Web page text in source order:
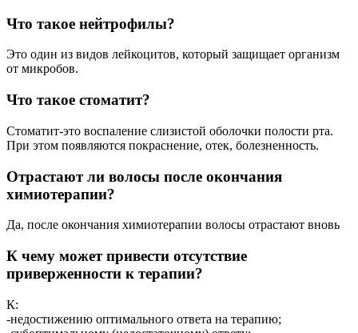
Что такое нейтрофилы?
Это один из видов лейкоцитов, который защищает организм
от микробов.
Что такое стоматит?
Стоматит-это воспаление слизистой оболочки полости рта.
При этом появляются покраснение, отек, болезненность.
Отрастают ли волосы после окончания
химиотерапии?
Да, после окончания химиотерапии волосы отрастают вновь
К чему может привести отсутствие
приверженности к терапии?
К:
-недостижению оптимального ответа на терапию;